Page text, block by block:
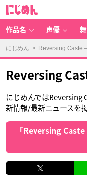
作品名 声優
にじめん > Reversing Caste
Reversing
にじめんでは
新情報/最新ニュースを
「Reversing